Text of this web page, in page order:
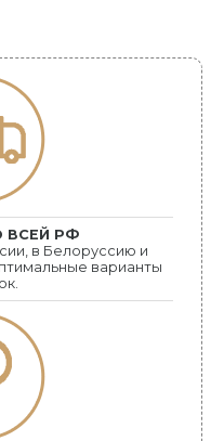
ВСЕЙ РФ
в Белоруссию и
варианты